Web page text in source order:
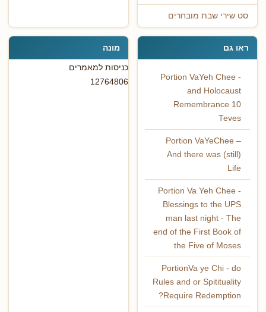
סט שירי שבת מובחרים
ראו גם
Portion VaYeh Chee -
and Holocaust
Remembrance 10
Teves
Portion VaYeChee –
And there was (still)
Life
Portion Va Yeh Chee -
Blessings to the UPS
man last night - The
end of the First Book of
the Five of Moses
PortionVa ye Chi - do
Rules and or Spitituality
Require Redemption?
מונה
כניסות למאמרים
12764806